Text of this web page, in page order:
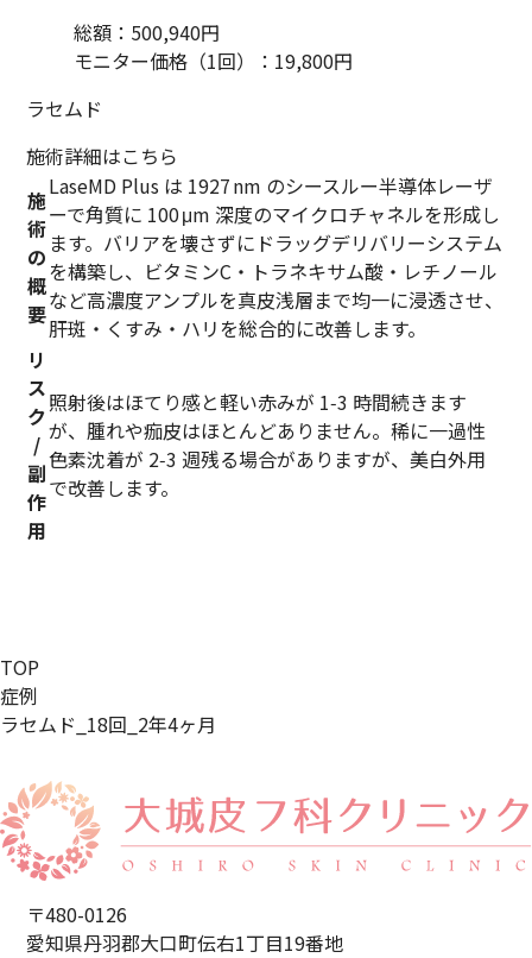
総額：500,940円
モニター価格（1回）：19,800円
ラセムド
施術詳細はこちら
施
術
の
概
要
LaseMD Plus は 1927 nm のシースルー半導体レーザ
ーで角質に 100 μm 深度のマイクロチャネルを形成し
ます。バリアを壊さずにドラッグデリバリーシステム
を構築し、ビタミンC・トラネキサム酸・レチノール
など高濃度アンプルを真皮浅層まで均一に浸透させ、
肝斑・くすみ・ハリを総合的に改善します。
リ
ス
ク
/
副
作
用
照射後はほてり感と軽い赤みが 1‑3 時間続きます
が、腫れや痂皮はほとんどありません。稀に一過性
色素沈着が 2‑3 週残る場合がありますが、美白外用
で改善します。
TOP
症例
ラセムド_18回_2年4ヶ月
〒480-0126
愛知県丹羽郡大口町伝右1丁目19番地